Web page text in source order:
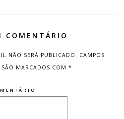
COMENTÁRIO
NÃO SERÁ PUBLICADO. CAMPOS
MARCADOS COM *